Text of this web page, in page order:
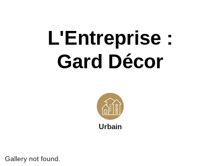
Gallery not found.
L'Entreprise :
Gard Décor
Urbain